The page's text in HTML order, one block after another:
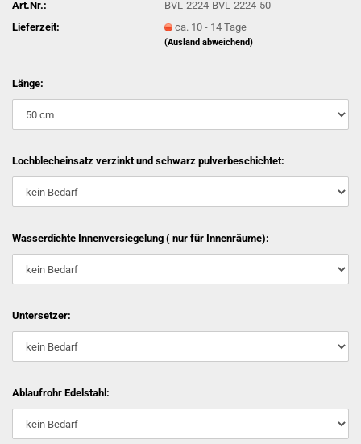
Art.Nr.:
BVL-2224-BVL-2224-50
Lieferzeit:
ca. 10 - 14 Tage
(Ausland abweichend)
Länge:
Lochblecheinsatz verzinkt und schwarz pulverbeschichtet:
Wasserdichte Innenversiegelung ( nur für Innenräume):
Untersetzer:
Ablaufrohr Edelstahl: